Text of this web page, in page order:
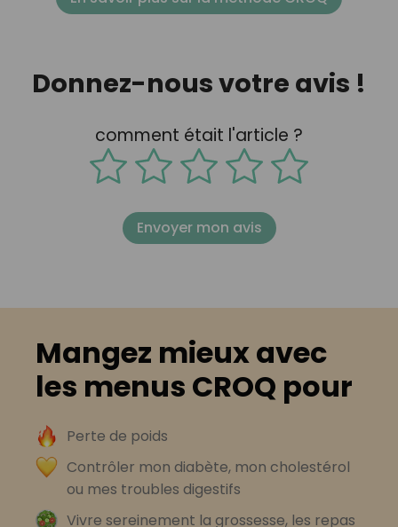
Donnez-nous votre avis !
comment était l'article ?
Envoyer mon avis
Mangez mieux avec
les menus CROQ pour
Perte de poids
Contrôler mon diabète, mon cholestérol
ou mes troubles digestifs
Vivre sereinement la grossesse, les repas